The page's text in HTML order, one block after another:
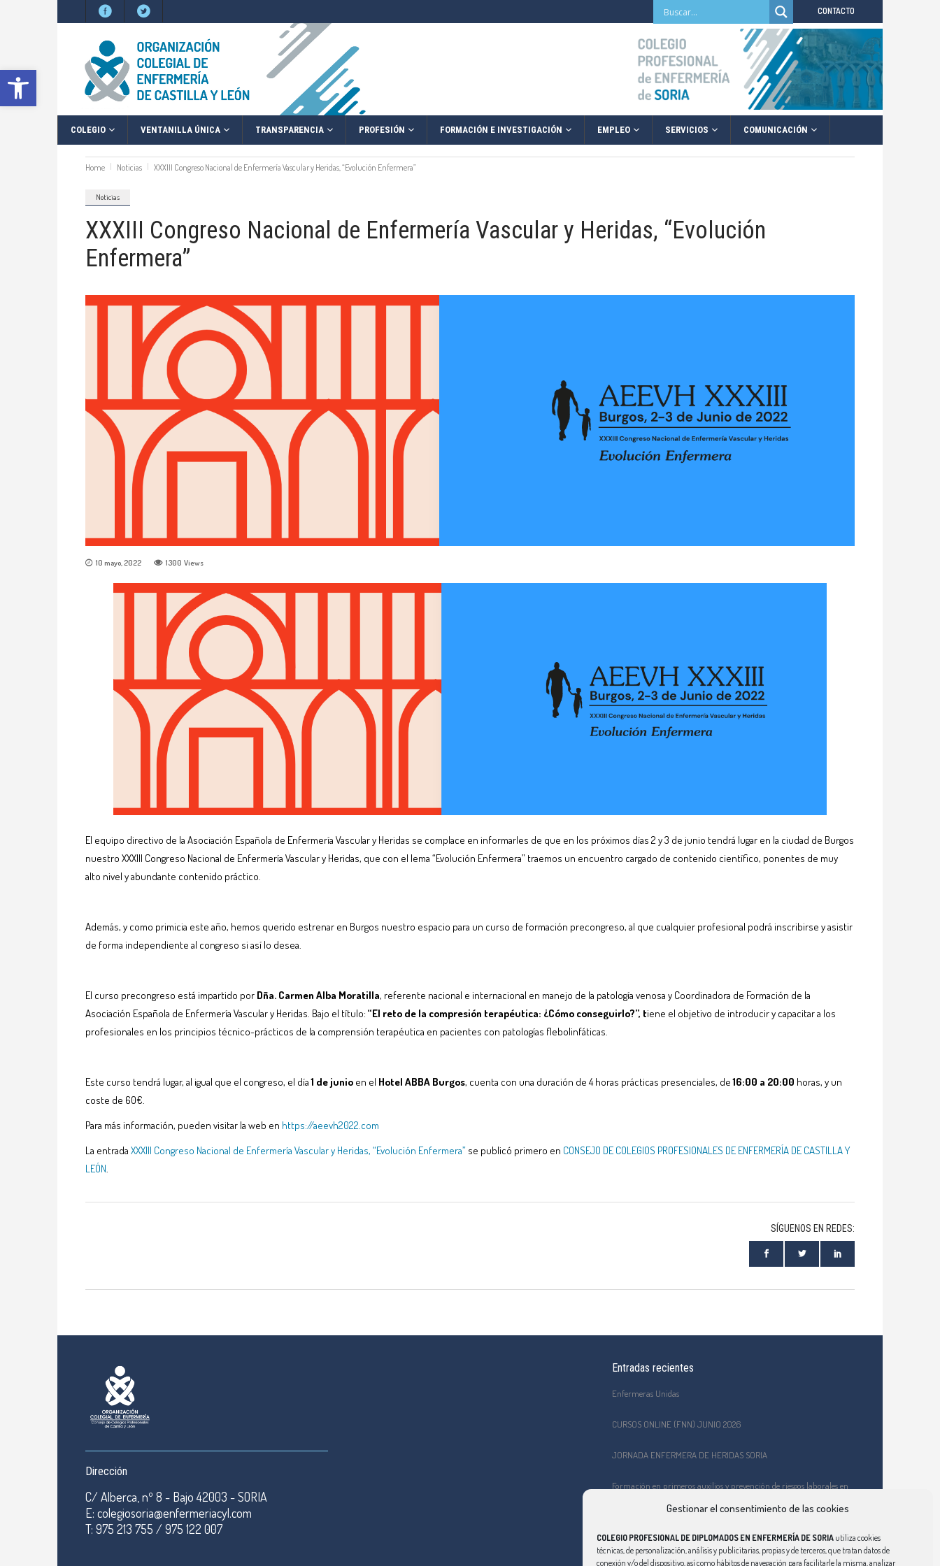
Abrir barra de herramientas
Gestionar el consentimiento de las cookies
COLEGIO PROFESIONAL DE DIPLOMADOS EN ENFERMERÍA DE SORIA utiliza cookies
técnicas, de personalización, análisis y publicitarias, propias y de terceros, que tratan datos de
conexión y/o del dispositivo, así como hábitos de navegación para facilitarle la misma, analizar
CONTACTO
COLEGIO VENTANILLA ÚNICA TRANSPARENCIA PROFESIÓN FORMACIÓN E INVESTIGACIÓN EMPLEO SERVICIOS COMUNICACIÓN
Home Noticias XXXIII Congreso Nacional de Enfermería Vascular y Heridas, “Evolución Enfermera”
Noticias
XXXIII Congreso Nacional de Enfermería Vascular y Heridas, “Evolución
Enfermera”
10 mayo, 2022 1300 Views
El equipo directivo de la Asociación Española de Enfermería Vascular y Heridas se complace en informarles de que en los próximos días 2 y 3 de junio tendrá lugar en la ciudad de Burgos
nuestro XXXIII Congreso Nacional de Enfermería Vascular y Heridas, que con el lema “Evolución Enfermera” traemos un encuentro cargado de contenido científico, ponentes de muy
alto nivel y abundante contenido práctico.
Además, y como primicia este año, hemos querido estrenar en Burgos nuestro espacio para un curso de formación precongreso, al que cualquier profesional podrá inscribirse y asistir
de forma independiente al congreso si así lo desea.
El curso precongreso está impartido por Dña. Carmen Alba Moratilla, referente nacional e internacional en manejo de la patología venosa y Coordinadora de Formación de la
Asociación Española de Enfermería Vascular y Heridas. Bajo el título: “El reto de la compresión terapéutica: ¿Cómo conseguirlo?”, tiene el objetivo de introducir y capacitar a los
profesionales en los principios técnico-prácticos de la comprensión terapéutica en pacientes con patologías flebolinfáticas.
Este curso tendrá lugar, al igual que el congreso, el día1 de junio en el Hotel ABBA Burgos, cuenta con una duración de 4 horas prácticas presenciales, de16:00 a 20:00 horas, y un
coste de 60€.
Para más información, pueden visitar la web en https://aeevh2022.com
La entrada XXXIII Congreso Nacional de Enfermería Vascular y Heridas, “Evolución Enfermera” se publicó primero en CONSEJO DE COLEGIOS PROFESIONALES DE ENFERMERÍA DE CASTILLA Y
LEÓN.
SÍGUENOS EN REDES:
Dirección
C/ Alberca, nº 8 - Bajo 42003 - SORIA
E: colegiosoria@enfermeriacyl.com
T: 975 213 755 / 975 122 007
Entradas recientes
Enfermeras Unidas
CURSOS ONLINE (FNN) JUNIO 2026
JORNADA ENFERMERA DE HERIDAS SORIA
Formación en primeros auxilios y prevención de riesgos laborales en
Curso Ciberindex junio 2026 – AT7 – Cuidados a mujeres víctimas de
violencia de género